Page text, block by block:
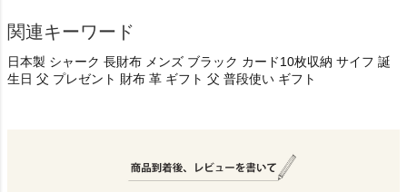
関連キーワード
日本製 シャーク 長財布 メンズ ブラック カード10枚収納 サイフ 誕
生日 父 プレゼント 財布 革 ギフト 父 普段使い ギフト